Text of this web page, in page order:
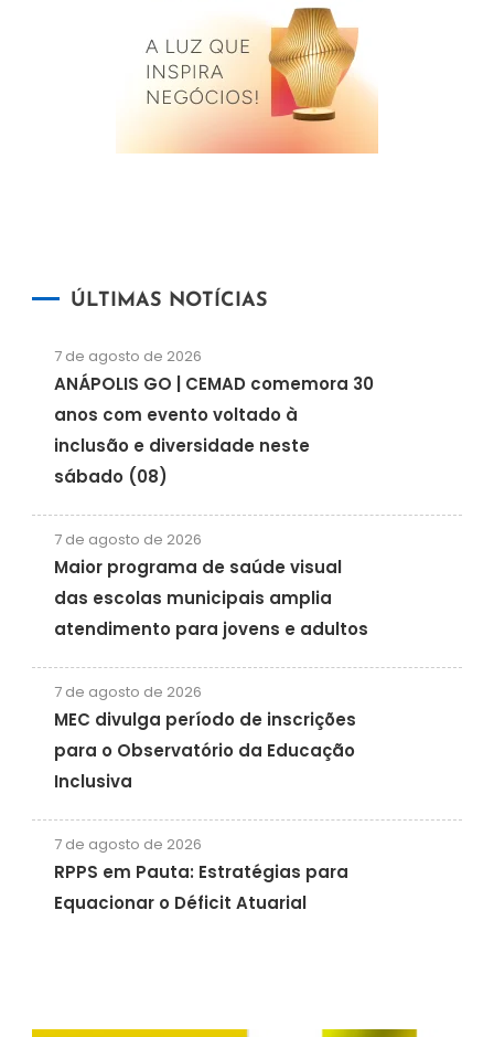
ÚLTIMAS NOTÍCIAS
7 de agosto de 2026
ANÁPOLIS GO | CEMAD comemora 30
anos com evento voltado à
inclusão e diversidade neste
sábado (08)
7 de agosto de 2026
Maior programa de saúde visual
das escolas municipais amplia
atendimento para jovens e adultos
7 de agosto de 2026
MEC divulga período de inscrições
para o Observatório da Educação
Inclusiva
7 de agosto de 2026
RPPS em Pauta: Estratégias para
Equacionar o Déficit Atuarial